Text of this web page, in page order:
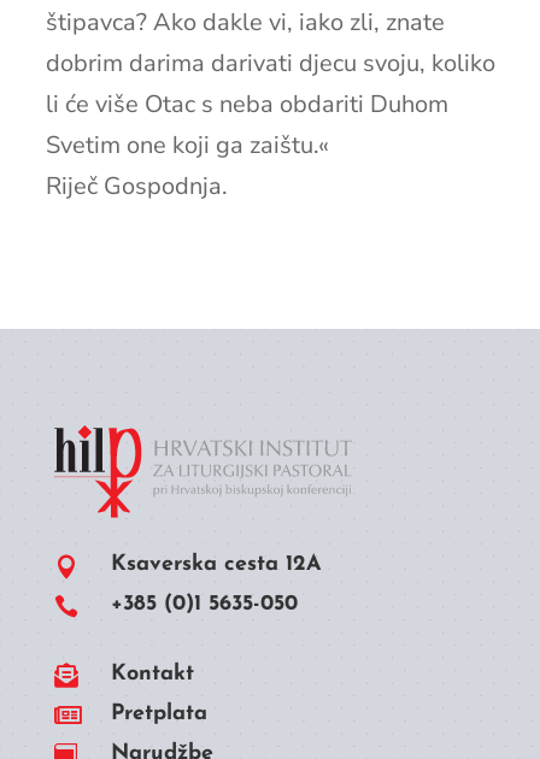
štipavca? Ako dakle vi, iako zli, znate
dobrim darima darivati djecu svoju, koliko
li će više Otac s neba obdariti Duhom
Svetim one koji ga zaištu.«
Riječ Gospodnja.
 Ksaverska cesta 12A
 +385 (0)1 5635-050
 Kontakt
 Pretplata
Narudžbe